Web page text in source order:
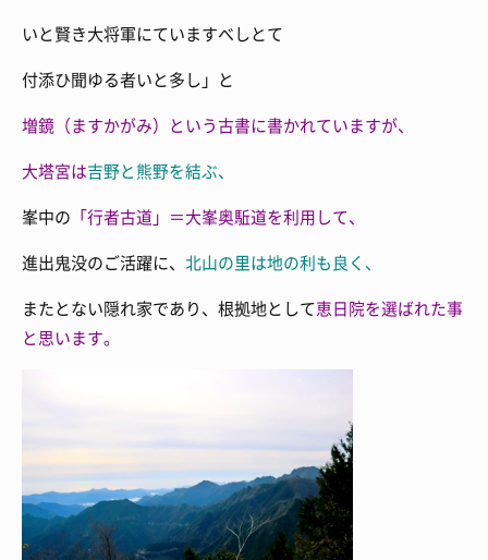
いと賢き大将軍にていますべしとて
付添ひ聞ゆる者いと多し」と
増鏡（ますかがみ）という古書に書かれていますが、
大塔宮は吉野と熊野を結ぶ、
峯中の 「行者古道」＝大峯奥駈道を利用して、
進出鬼没のご活躍に、 北山の里は地の利も良く、
またとない隠れ家であり、根拠地として恵日院を選ばれた事
と思います。